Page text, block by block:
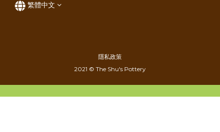
繁體中文
隱私政策
2021 © The Shu's Pottery